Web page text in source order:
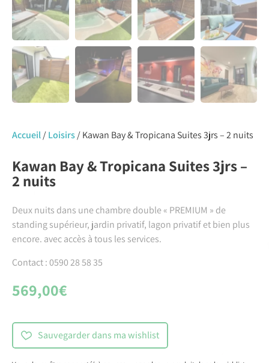
Accueil/Loisirs/ Kawan Bay & Tropicana Suites 3jrs – 2 nuits
Kawan Bay & Tropicana Suites 3jrs –
2 nuits
Deux nuits dans une chambre double « PREMIUM » de
standing supérieur, jardin privatif, lagon privatif et bien plus
encore. avec accès à tous les services.
Contact : 0590 28 58 35
569,00€
Sauvegarder dans ma wishlist